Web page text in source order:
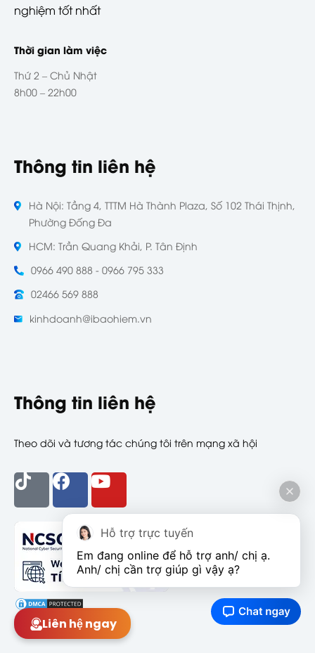
nghiệm tốt nhất
Thời gian làm việc
Thứ 2 – Chủ Nhật
8h00 – 22h00
Thông tin liên hệ
Hà Nội: Tầng 4, TTTM Hà Thành Plaza, Số 102 Thái Thịnh,
Phường Đống Đa
HCM: Trần Quang Khải, P. Tân Định
0966 490 888 - 0966 795 333
02466 569 888
kinhdoanh@ibaohiem.vn
Thông tin liên hệ
Theo dõi và tương tác chúng tôi trên mạng xã hội
Liên hệ ngay
Hỗ trợ trực tuyến
Em đang online để hỗ trợ anh/ chị ạ.
Anh/ chị cần trợ giúp gì vậy ạ?